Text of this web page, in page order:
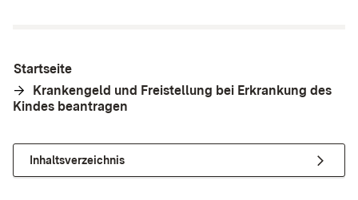
Startseite
Krankengeld und Freistellung bei Erkrankung des
Kindes beantragen
Inhaltsverzeichnis